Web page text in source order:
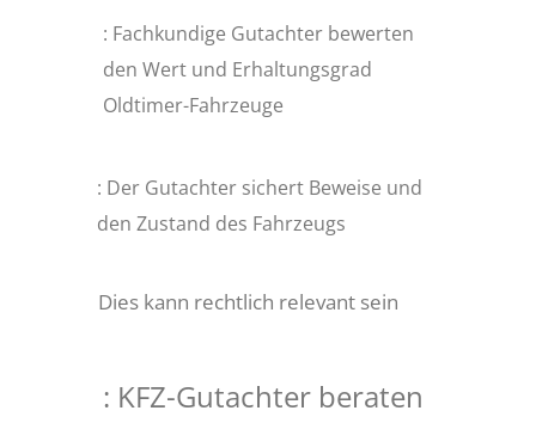
: Fachkundige Gutachter bewerten
den Wert und Erhaltungsgrad
Oldtimer-Fahrzeuge
: Der Gutachter sichert Beweise und
den Zustand des Fahrzeugs
Dies kann rechtlich relevant sein
: KFZ-Gutachter beraten